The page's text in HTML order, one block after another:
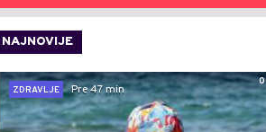
NAJNOVIJE
0
ZDRAVLJE
Pre 47 min